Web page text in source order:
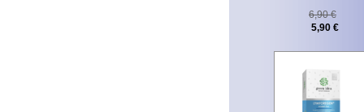
6,90 €
5,90 €